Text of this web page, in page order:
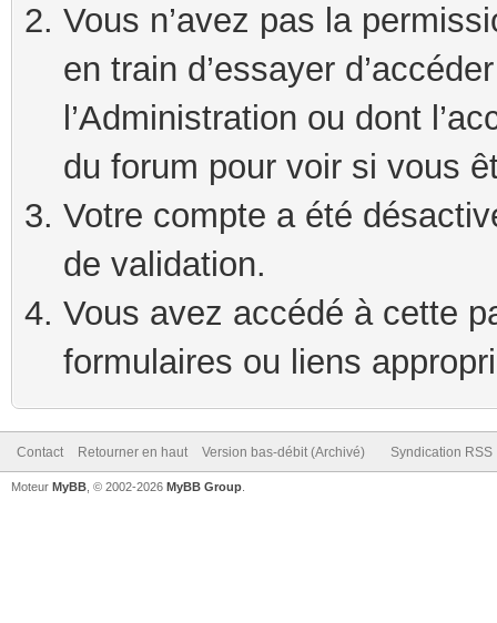
Vous n’avez pas la
en train d’essayer
l’Administration ou dont
du forum pour voir si vous
Votre compte a été
de validation.
Vous avez accédé à cette
formulaires ou liens
Contact Retourner en haut Version bas-débit (Archivé) Syndication RSS
Moteur MyBB , © 2002-2026 MyBB Group